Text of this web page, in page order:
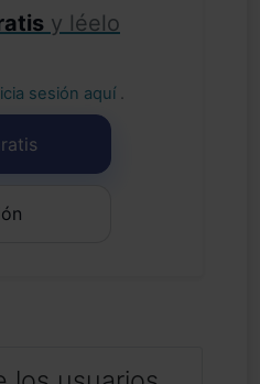
y léelo
sesión aquí .